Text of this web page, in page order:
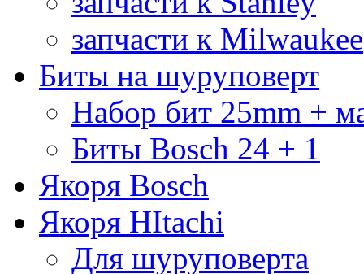
запчасти к Milwaukee
Биты на шуруповерт
Набор бит 25mm +
Биты Bosch 24 + 1
Якоря Bosch
Якоря HItachi
Для шуруповерта